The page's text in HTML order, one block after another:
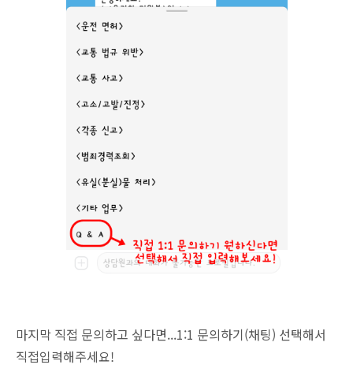
마지막 직접 문의하고 싶다면...1:1 문의하기(채팅) 선택해서
직접입력해주세요!